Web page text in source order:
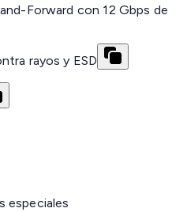
Forward con 12 Gbps de
rayos y ESD
especiales